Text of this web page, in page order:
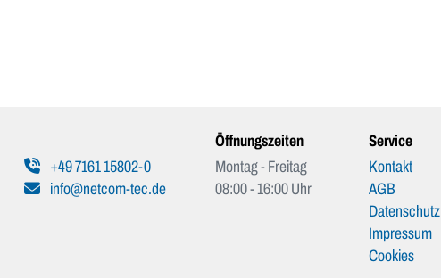
+49 7161 15802-0
info@netcom-tec.de
Öffnungszeiten
Montag - Freitag
08:00 - 16:00 Uhr
Service
Kontakt
AGB
Datenschutz
Impressum
Cookies